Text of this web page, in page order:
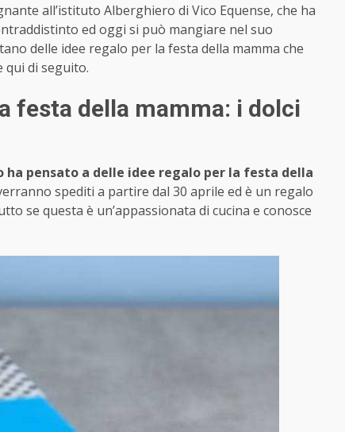
all’istituto Alberghiero di Vico Equense, che ha
ed oggi si può mangiare nel suo
delle idee regalo per la festa della mamma che
di seguito.
festa della mamma: i dolci
ha pensato a delle idee regalo per la festa della
spediti a partire dal 30 aprile ed è un regalo
se questa è un’appassionata di cucina e conosce